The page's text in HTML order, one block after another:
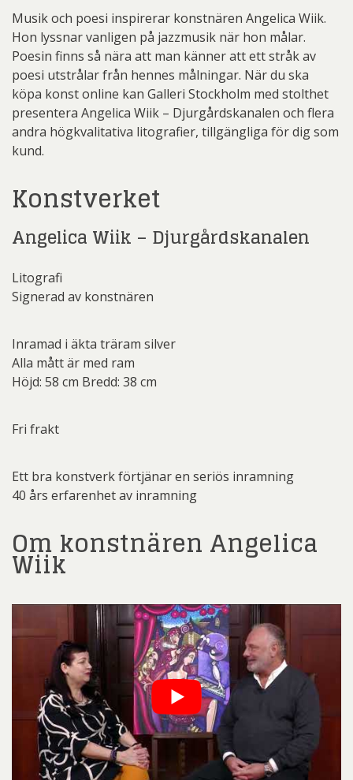
Musik och poesi inspirerar konstnären Angelica Wiik.
Hon lyssnar vanligen på jazzmusik när hon målar.
Poesin finns så nära att man känner att ett stråk av
poesi utstrålar från hennes målningar. När du ska
köpa konst online kan Galleri Stockholm med stolthet
presentera Angelica Wiik – Djurgårdskanalen och flera
andra högkvalitativa litografier, tillgängliga för dig som
kund.
Konstverket
Angelica Wiik – Djurgårdskanalen
Litografi
Signerad av konstnären
Inramad i äkta träram silver
Alla mått är med ram
Höjd: 58 cm Bredd: 38 cm
Fri frakt
Ett bra konstverk förtjänar en seriös inramning
40 års erfarenhet av inramning
Om konstnären Angelica
Wiik